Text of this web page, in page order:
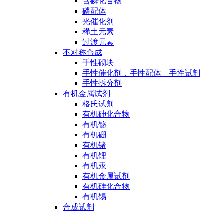
磷配体
光催化剂
稀土元素
过渡元素
不对称合成
手性砌块
手性催化剂，手性配体，手性试剂
手性拆分剂
有机金属试剂
格氏试剂
有机砷化合物
有机铋
有机硼
有机锗
有机锂
有机汞
有机金属试剂
有机硅化合物
有机锡
合成试剂